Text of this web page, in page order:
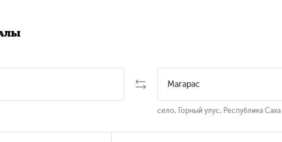
село, Горный улус, Республика